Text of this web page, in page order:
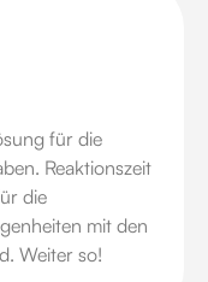
für die
Reaktionszeit
die
mit den
Weiter so!